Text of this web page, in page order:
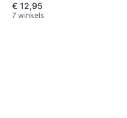
€ 12,95
7 winkels